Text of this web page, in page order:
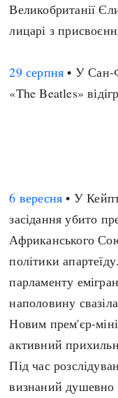
Великобританії
лицарі з
29 серпня • У Сан-
«The Beatles»
6 вересня • У
засідання убито
Африканського
політики
парламенту
наполовину
Новим прем'єр-
активний
Під час
визнаний